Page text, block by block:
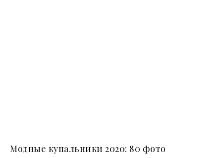
Модные купальники 2020: 80 фото